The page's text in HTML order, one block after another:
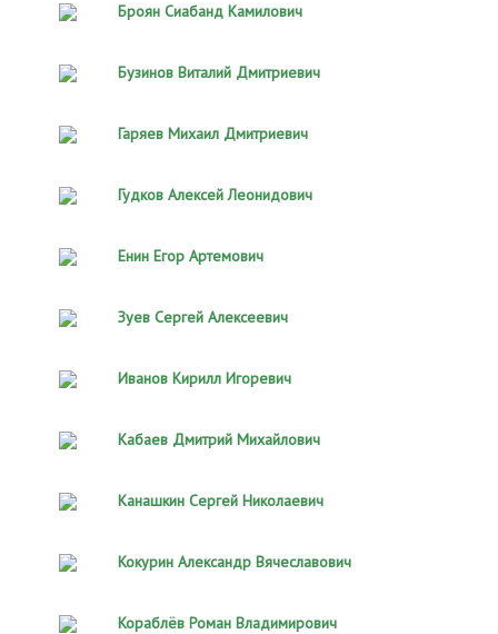
Броян Сиабанд Камилович
Бузинов Виталий Дмитриевич
Гаряев Михаил Дмитриевич
Гудков Алексей Леонидович
Енин Егор Артемович
Зуев Сергей Алексеевич
Иванов Кирилл Игоревич
Кабаев Дмитрий Михайлович
Канашкин Сергей Николаевич
Кокурин Александр Вячеславович
Кораблёв Роман Владимирович